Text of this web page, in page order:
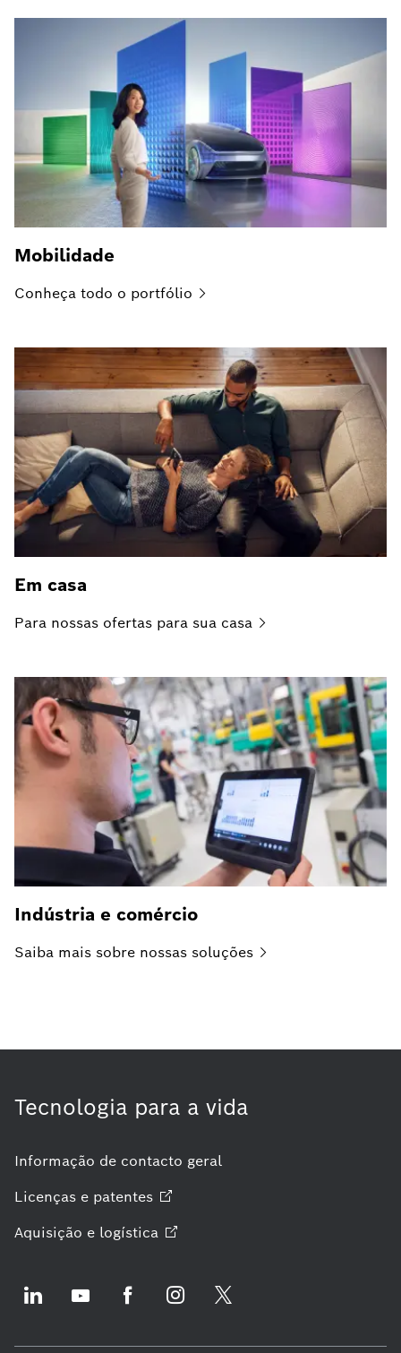
Mobilidade
Conheça todo o portfólio
Em casa
Para nossas ofertas para sua casa
Indústria e comércio
Saiba mais sobre nossas soluções
Tecnologia para a vida
Informação de contacto geral
Licenças e patentes
Aquisição e logística